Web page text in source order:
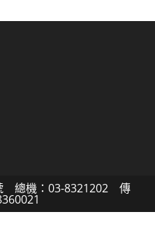
總機：03-8321202 傳